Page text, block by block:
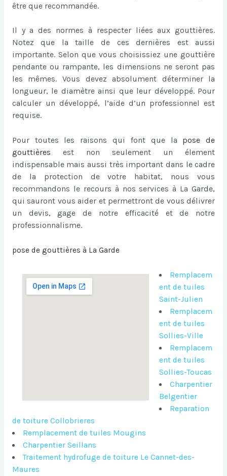
être que recommandée.
Il y a des normes à respecter liées aux gouttières.
Notez que la taille de ces dernières est aussi
importante. Selon que vous choisissiez une gouttière
pendante ou rampante, les dimensions ne seront pas
les mêmes. Vous devez absolument déterminer la
longueur, le diamètre ainsi que leur développé. Pour
calculer un développé, l’aide d’un professionnel est
requise.
Pour toutes les raisons qui font que la pose de
gouttières
est non seulement un élement
indispensable mais aussi très important dans le cadre
de la protection de votre habitat, nous vous
recommandons le recours à nos services à La Garde,
qui sauront vous aider et permettront de vous délivrer
un devis, gage de notre efficacité et de notre
professionnalisme.
pose de gouttières à La Garde
Remplacem
ent de tuiles
Saint-Julien
Remplacem
ent de tuiles
Sollies-Ville
Remplacem
ent de tuiles
Sollies-Toucas
Charpentier
Belgentier
Reparation
de toiture Collobrieres
Remplacement de tuiles Mougins
Charpentier Seillans
Traitement hydrofuge de toiture Le Cannet-des-
Maures